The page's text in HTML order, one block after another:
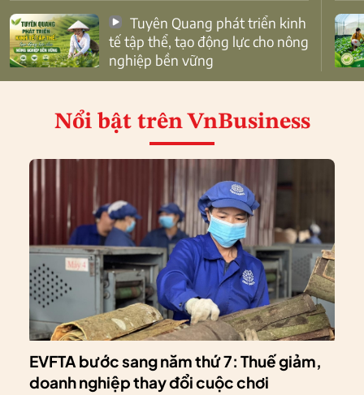
tế tập thể, tạo động lực cho nông
nghiệp bền vững
Nổi bật trên VnBusiness
EVFTA bước sang năm thứ 7: Thuế giảm,
doanh nghiệp thay đổi cuộc chơi